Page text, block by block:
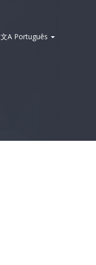
文APortuguês